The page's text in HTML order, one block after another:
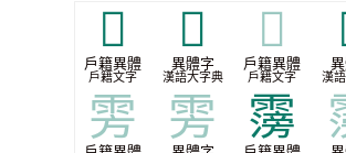
𣃪
戶籍異體
戶籍文字
𣶢
異體字
漢語大字典
𣶢
戶籍異體
戶籍文字 漢
雱 雱 霶